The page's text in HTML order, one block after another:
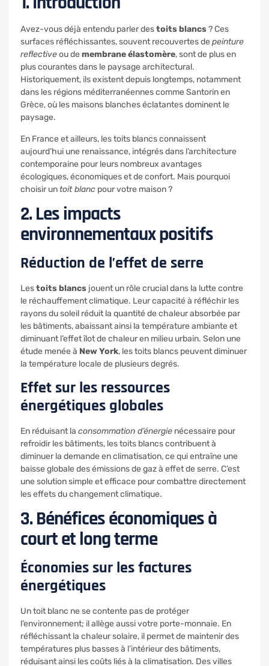
Avez-vous déjà entendu parler destoits blancs? Ces
surfaces réfléchissantes, souvent recouvertes de peinture
reflectiveou de membrane élastomère, sont de plus en
plus courantes dans le paysage architectural.
Historiquement, ils existent depuis longtemps, notamment
dans les régions méditerranéennes comme Santorin en
Grèce, où les maisons blanches éclatantes dominent le
paysage.
En France et ailleurs, les toits blancs connaissent
aujourd’hui une renaissance, intégrés dans l’architecture
contemporaine pour leurs nombreux avantages
écologiques, économiques et de confort. Mais pourquoi
choisir untoit blanc pour votre maison ?
2. Les impacts
environnementaux positifs
Réduction de l’effet de serre
Lestoits blancs jouent un rôle crucial dans la lutte contre
le réchauffement climatique. Leur capacité à réfléchir les
rayons du soleil réduit la quantité de chaleur absorbée par
les bâtiments, abaissant ainsi la température ambiante et
diminuant l’effetîlot de chaleur en milieu urbain. Selon une
étude menée à New York, les toits blancs peuvent diminuer
la température locale de plusieurs degrés.
Effet sur les ressources
énergétiques globales
En réduisant la consommation d’énergie nécessaire pour
refroidir les bâtiments, les toits blancs contribuent à
diminuer la demande en climatisation, ce qui entraîne une
baisse globale des émissions de gaz à effet de serre. C’est
une solution simple et efficace pour combattre directement
les effets du changement climatique.
3. Bénéfices économiques à
court et long terme
Économies sur les factures
énergétiques
Un toit blanc ne se contente pas de protéger
l’environnement; il allège aussi votre porte-monnaie. En
réfléchissant la chaleur solaire, il permet de maintenir des
températures plus basses à l’intérieur des bâtiments,
réduisant ainsi les coûts liés à la climatisation. Des villes